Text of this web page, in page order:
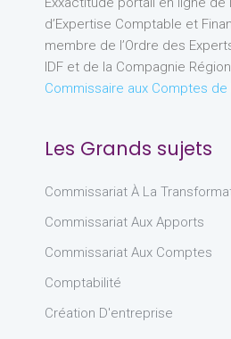
d’Expertise Comptable et
membre de l’Ordre des
IDF et de la Compagnie
Commissaire aux Comptes de
Les Grands sujets
Commissariat À La
Commissariat Aux Apports
Commissariat Aux Comptes
Comptabilité
Création D'entreprise